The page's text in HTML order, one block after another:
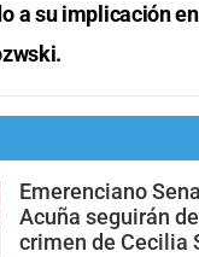
a su implicación
Emerenciano
Acuña seguirán
crimen de Cecilia